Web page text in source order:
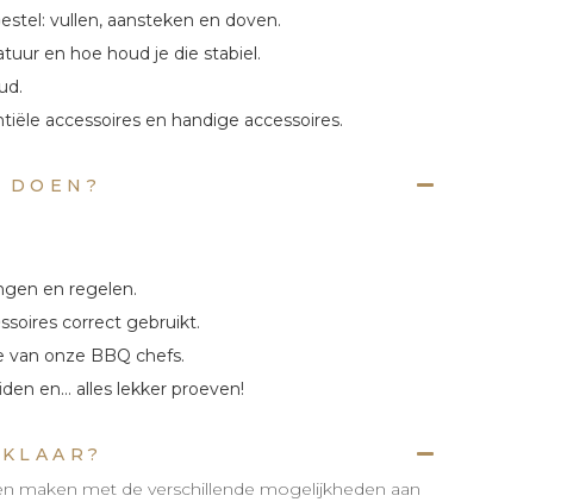
vullen, aansteken en doven.
en hoe houd je die stabiel.
accessoires en handige accessoires.
en regelen.
correct gebruikt.
van onze BBQ chefs.
en… alles lekker proeven!
maken met de verschillende mogelijkheden aan